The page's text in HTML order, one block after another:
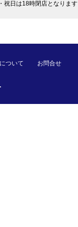
祝日は18時閉店となりま
ついて
お問合せ